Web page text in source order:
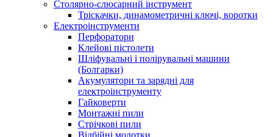
Столярно-слюсарний інструмент
Тріскачки, динамометричні ключі, воротки
Електроінструменти
Перфоратори
Клейові пістолети
Шліфувальні і полірувальні машини
(Болгарки)
Акумулятори та зарядні для
електроінструменту
Гайковерти
Монтажні пили
Стрічкові пили
Відбійні молотки